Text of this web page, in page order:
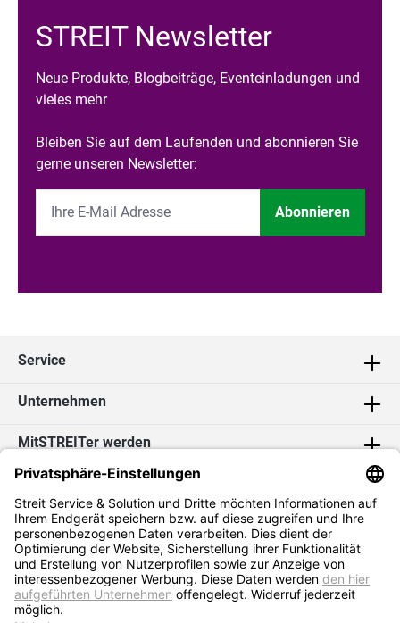
STREIT Newsletter
Neue Produkte, Blogbeiträge, Eventeinladungen und
vieles mehr
Bleiben Sie auf dem Laufenden und abonnieren Sie
gerne unseren Newsletter:
Abonnieren
Service
Unternehmen
MitSTREITer werden
Kontakt
Social Media